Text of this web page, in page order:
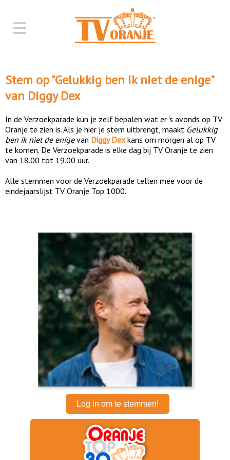
Stem op "Gelukkig ben ik niet de enige"
van Diggy Dex
In de Verzoekparade kun je zelf bepalen wat er 's avonds op TV
Oranje te zien is. Als je hier je stem uitbrengt, maakt Gelukkig
ben ik niet de enigevan Diggy Dexkans om morgen al op TV
te komen. De Verzoekparade is elke dag bij TV Oranje te zien
van 18.00 tot 19.00 uur.
Alle stemmen voor de Verzoekparade tellen mee voor de
eindejaarslijst TV Oranje Top 1000.
Log in om te stemmen!